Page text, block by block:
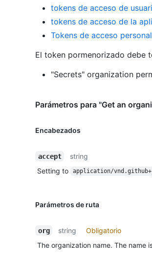
tokens de acceso de
tokens de acceso de la
Tokens de acceso
El token pormenorizado debe
"Secrets" organization
Parámetros para "Get an
Encabezados
accept
string
Setting to
application/
Parámetros de ruta
org string
Obligatorio
The organization name. The name